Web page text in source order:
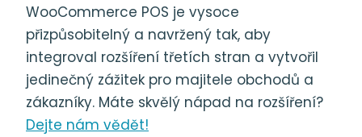
WooCommerce POS je vysoce
přizpůsobitelný a navržený tak, aby
integroval rozšíření třetích stran a vytvořil
jedinečný zážitek pro majitele obchodů a
zákazníky. Máte skvělý nápad na rozšíření?
Dejte nám vědět!